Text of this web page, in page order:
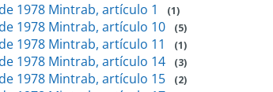
1978 Mintrab, artículo 1 (1)
1978 Mintrab, artículo 10 (5)
1978 Mintrab, artículo 11 (1)
1978 Mintrab, artículo 14 (3)
1978 Mintrab, artículo 15 (2)